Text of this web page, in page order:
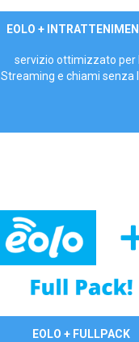
29,90€/mese
EOLO +
servizio ottimizzato per
Streaming e chiami senza
34,90 €/meseEOLO + FULLPACK